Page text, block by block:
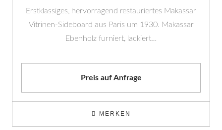
Erstklassiges, hervorragend restauriertes Makassar
Vitrinen-Sideboard aus Paris um 1930. Makassar
Ebenholz furniert, lackiert…
Preis auf Anfrage
MERKEN